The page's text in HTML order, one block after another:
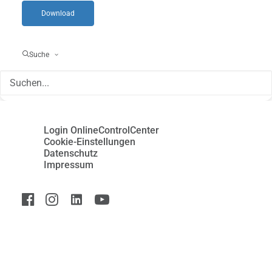
Download
Suche
Login OnlineControlCenter
Cookie-Einstellungen
Datenschutz
Impressum